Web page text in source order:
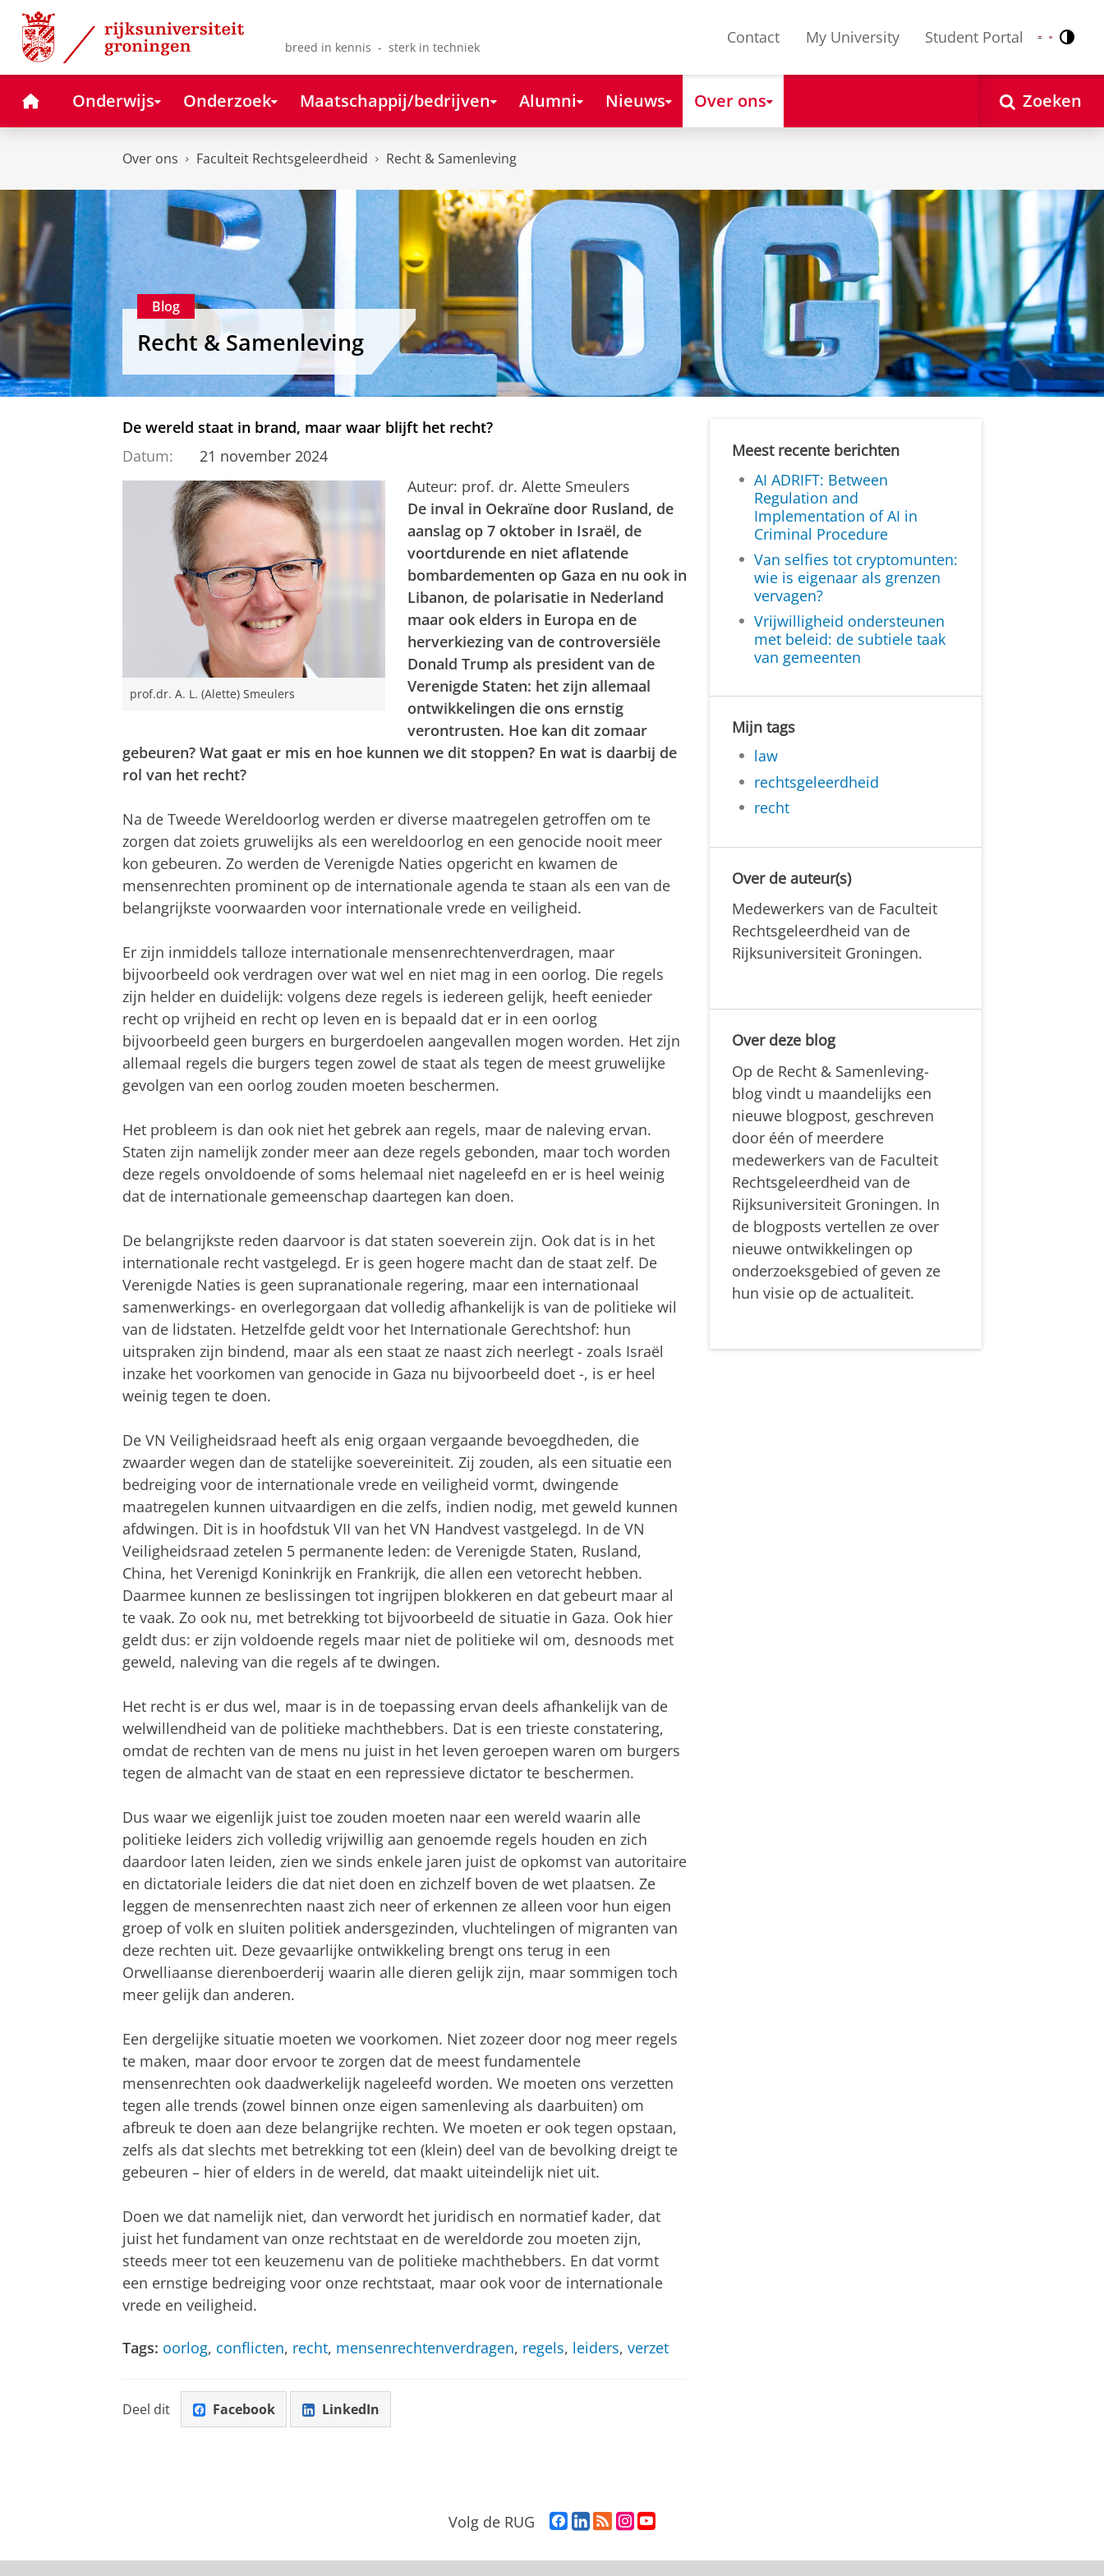
Skip
Content
Skip
Navigation
breed in kennis - sterk in techniek
Contact My University Student Portal Nederlands
English
HomeOnderwijs Onderzoek Maatschappij/bedrijven Alumni Nieuws Over ons Zoeken
Over ons Faculteit Rechtsgeleerdheid Recht & Samenleving
Blog
Recht & Samenleving
De wereld staat in brand, maar waar blijft het recht?
Datum:
21 november 2024
prof.dr. A. L. (Alette) Smeulers
Auteur: prof. dr. Alette Smeulers
De inval in Oekraïne door Rusland, de
aanslag op 7 oktober in Israël, de
voortdurende en niet aflatende
bombardementen op Gaza en nu ook in
Libanon, de polarisatie in Nederland
maar ook elders in Europa en de
herverkiezing van de controversiële
Donald Trump als president van de
Verenigde Staten: het zijn allemaal
ontwikkelingen die ons ernstig
verontrusten. Hoe kan dit zomaar
gebeuren? Wat gaat er mis en hoe kunnen we dit stoppen? En wat is daarbij de
rol van het recht?
Na de Tweede Wereldoorlog werden er diverse maatregelen getroffen om te
zorgen dat zoiets gruwelijks als een wereldoorlog en een genocide nooit meer
kon gebeuren. Zo werden de Verenigde Naties opgericht en kwamen de
mensenrechten prominent op de internationale agenda te staan als een van de
belangrijkste voorwaarden voor internationale vrede en veiligheid.
Er zijn inmiddels talloze internationale mensenrechtenverdragen, maar
bijvoorbeeld ook verdragen over wat wel en niet mag in een oorlog. Die regels
zijn helder en duidelijk: volgens deze regels is iedereen gelijk, heeft eenieder
recht op vrijheid en recht op leven en is bepaald dat er in een oorlog
bijvoorbeeld geen burgers en burgerdoelen aangevallen mogen worden. Het zijn
allemaal regels die burgers tegen zowel de staat als tegen de meest gruwelijke
gevolgen van een oorlog zouden moeten beschermen.
Het probleem is dan ook niet het gebrek aan regels, maar de naleving ervan.
Staten zijn namelijk zonder meer aan deze regels gebonden, maar toch worden
deze regels onvoldoende of soms helemaal niet nageleefd en er is heel weinig
dat de internationale gemeenschap daartegen kan doen.
De belangrijkste reden daarvoor is dat staten soeverein zijn. Ook dat is in het
internationale recht vastgelegd. Er is geen hogere macht dan de staat zelf. De
Verenigde Naties is geen supranationale regering, maar een internationaal
samenwerkings- en overlegorgaan dat volledig afhankelijk is van de politieke wil
van de lidstaten. Hetzelfde geldt voor het Internationale Gerechtshof: hun
uitspraken zijn bindend, maar als een staat ze naast zich neerlegt - zoals Israël
inzake het voorkomen van genocide in Gaza nu bijvoorbeeld doet -, is er heel
weinig tegen te doen.
De VN Veiligheidsraad heeft als enig orgaan vergaande bevoegdheden, die
zwaarder wegen dan de statelijke soevereiniteit. Zij zouden, als een situatie een
bedreiging voor de internationale vrede en veiligheid vormt, dwingende
maatregelen kunnen uitvaardigen en die zelfs, indien nodig, met geweld kunnen
afdwingen. Dit is in hoofdstuk VII van het VN Handvest vastgelegd. In de VN
Veiligheidsraad zetelen 5 permanente leden: de Verenigde Staten, Rusland,
China, het Verenigd Koninkrijk en Frankrijk, die allen een vetorecht hebben.
Daarmee kunnen ze beslissingen tot ingrijpen blokkeren en dat gebeurt maar al
te vaak. Zo ook nu, met betrekking tot bijvoorbeeld de situatie in Gaza. Ook hier
geldt dus: er zijn voldoende regels maar niet de politieke wil om, desnoods met
geweld, naleving van die regels af te dwingen.
Het recht is er dus wel, maar is in de toepassing ervan deels afhankelijk van de
welwillendheid van de politieke machthebbers. Dat is een trieste constatering,
omdat de rechten van de mens nu juist in het leven geroepen waren om burgers
tegen de almacht van de staat en een repressieve dictator te beschermen.
Dus waar we eigenlijk juist toe zouden moeten naar een wereld waarin alle
politieke leiders zich volledig vrijwillig aan genoemde regels houden en zich
daardoor laten leiden, zien we sinds enkele jaren juist de opkomst van autoritaire
en dictatoriale leiders die dat niet doen en zichzelf boven de wet plaatsen. Ze
leggen de mensenrechten naast zich neer of erkennen ze alleen voor hun eigen
groep of volk en sluiten politiek andersgezinden, vluchtelingen of migranten van
deze rechten uit. Deze gevaarlijke ontwikkeling brengt ons terug in een
Orwelliaanse dierenboerderij waarin alle dieren gelijk zijn, maar sommigen toch
meer gelijk dan anderen.
Een dergelijke situatie moeten we voorkomen. Niet zozeer door nog meer regels
te maken, maar door ervoor te zorgen dat de meest fundamentele
mensenrechten ook daadwerkelijk nageleefd worden. We moeten ons verzetten
tegen alle trends (zowel binnen onze eigen samenleving als daarbuiten) om
afbreuk te doen aan deze belangrijke rechten. We moeten er ook tegen opstaan,
zelfs als dat slechts met betrekking tot een (klein) deel van de bevolking dreigt te
gebeuren – hier of elders in de wereld, dat maakt uiteindelijk niet uit.
Doen we dat namelijk niet, dan verwordt het juridisch en normatief kader, dat
juist het fundament van onze rechtstaat en de wereldorde zou moeten zijn,
steeds meer tot een keuzemenu van de politieke machthebbers. En dat vormt
een ernstige bedreiging voor onze rechtstaat, maar ook voor de internationale
vrede en veiligheid.
Tags: oorlog, conflicten, recht, mensenrechtenverdragen, regels, leiders, verzet
Deel dit Facebook LinkedIn
Meest recente berichten
AI ADRIFT: Between
Regulation and
Implementation of AI in
Criminal Procedure
Van selfies tot cryptomunten:
wie is eigenaar als grenzen
vervagen?
Vrijwilligheid ondersteunen
met beleid: de subtiele taak
van gemeenten
Mijn tags
law
rechtsgeleerdheid
recht
Over de auteur(s)
Medewerkers van de Faculteit
Rechtsgeleerdheid van de
Rijksuniversiteit Groningen.
Over deze blog
Op de Recht & Samenleving-
blog vindt u maandelijks een
nieuwe blogpost, geschreven
door één of meerdere
medewerkers van de Faculteit
Rechtsgeleerdheid van de
Rijksuniversiteit Groningen. In
de blogposts vertellen ze over
nieuwe ontwikkelingen op
onderzoeksgebied of geven ze
hun visie op de actualiteit.
Volg de RUG
F
c
L
n
R
S
I
s
u